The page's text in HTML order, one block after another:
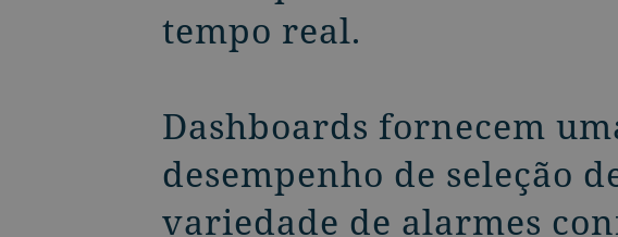
tempo real.
Dashboards fornecem
desempenho de seleção
variedade de alarmes